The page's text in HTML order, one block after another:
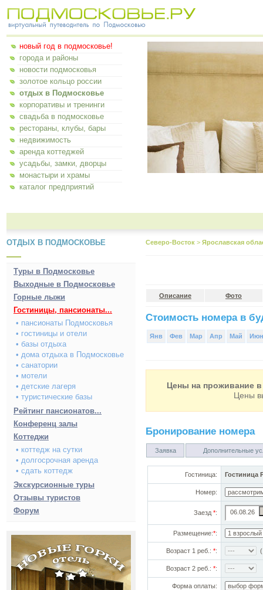
новый год в подмосковье!
города и районы
новости подмосковья
золотое кольцо россии
отдых в Подмосковье
корпоративы и тренинги
свадьба в подмосковье
рестораны, клубы, бары
недвижимость
аренда коттеджей
усадьбы, замки, дворцы
монастыри и храмы
каталог предприятий
ОТДЫХ В ПОДМОСКОВЬЕ
Туры в Подмосковье
Выходные в Подмосковье
Горные лыжи
Гостиницы, пансионаты...
• пансионаты Подмосковья
• гостиницы и отели
• базы отдыха
• дома отдыха в Подмосковье
• санатории
• мотели
• детские лагеря
• туристические базы
Рейтинг пансионатов...
Конференц залы
Коттеджи
• коттедж на сутки
• долгосрочная аренда
• сдать коттедж
Экскурсионные туры
Отзывы туристов
Форум
Северо-Восток > Ярославская
Описание Фото
Стоимость номера в
Янв Фев Мар Апр Май Июн
Цены на проживание в
Цены
Бронирование номера
Заявка Дополнительные
Гостиница: Гостиница
Номер:
Заезд *:
Размещение:*:
Возраст 1 реб.: *:
Возраст 2 реб.: *:
Форма оплаты: